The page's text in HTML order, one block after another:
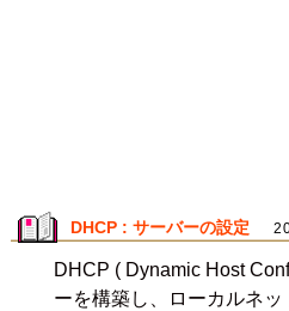
DHCP : サーバーの設定
DHCP ( Dynamic Host
ーを構築し、ローカルネ